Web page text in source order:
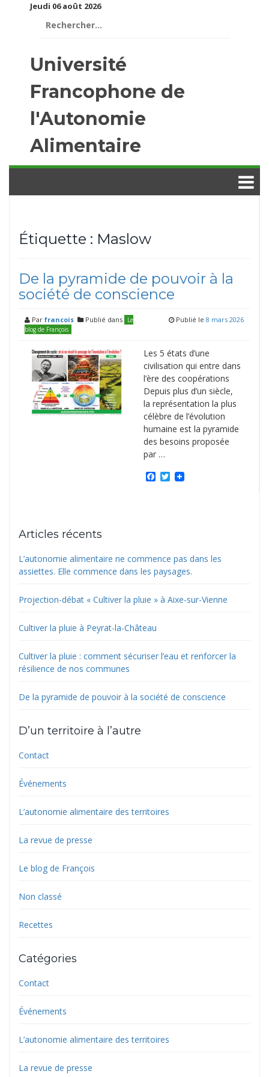
Jeudi 06 août 2026
Université
Francophone de
l'Autonomie
Alimentaire
Étiquette : Maslow
De la pyramide de pouvoir à la
société de conscience
Par francois Publié dans
Le
blog de François
Publié le 8 mars 2026
Les 5 états d’une
civilisation qui entre dans
l’ère des coopérations
Depuis plus d’un siècle,
la représentation la plus
célèbre de l’évolution
humaine est la pyramide
des besoins proposée
par …
Facebook
Twitter
Articles récents
L’autonomie alimentaire ne commence pas dans les
assiettes. Elle commence dans les paysages.
Projection-débat « Cultiver la pluie » à Aixe-sur-Vienne
Cultiver la pluie à Peyrat-la-Château
Cultiver la pluie : comment sécuriser l’eau et renforcer la
résilience de nos communes
De la pyramide de pouvoir à la société de conscience
D’un territoire à l’autre
Contact
Événements
L’autonomie alimentaire des territoires
La revue de presse
Le blog de François
Non classé
Recettes
Catégories
Contact
Événements
L’autonomie alimentaire des territoires
La revue de presse